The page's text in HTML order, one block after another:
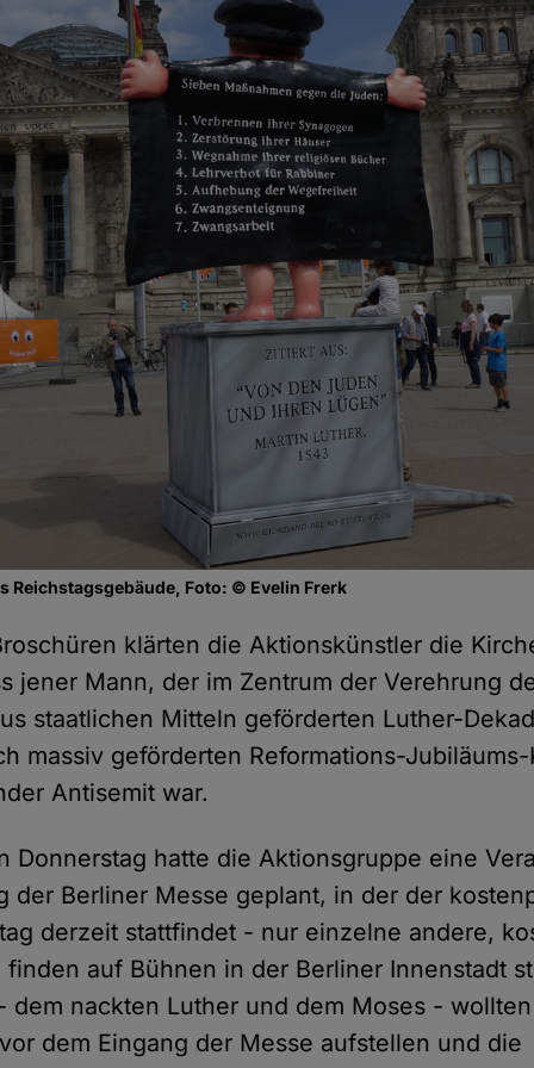
Reichstagsgebäude, Foto: © Evelin Frerk
klärten die Aktionskünstler die
jener Mann, der im Zentrum der Verehrung
staatlichen Mitteln geförderten Luther-
massiv geförderten Reformations-
Antisemit war.
Donnerstag hatte die Aktionsgruppe eine
der Berliner Messe geplant, in der der
derzeit stattfindet - nur einzelne andere,
finden auf Bühnen in der Berliner Innenstadt
dem nackten Luther und dem Moses -
dem Eingang der Messe aufstellen und die